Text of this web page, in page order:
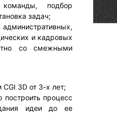
подбор
задач;
и кадровых
со смежными
3D от 3-х лет;
построить процесс
идеи до ее